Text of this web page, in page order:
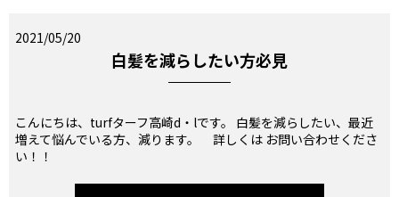
2021/05/20
白髪を減らしたい方必見
こんにちは、turfターフ高崎d・lです。 白髪を減らしたい、最近
増えて悩んでいる方、減ります。 詳しくは お問い合わせくださ
い！！